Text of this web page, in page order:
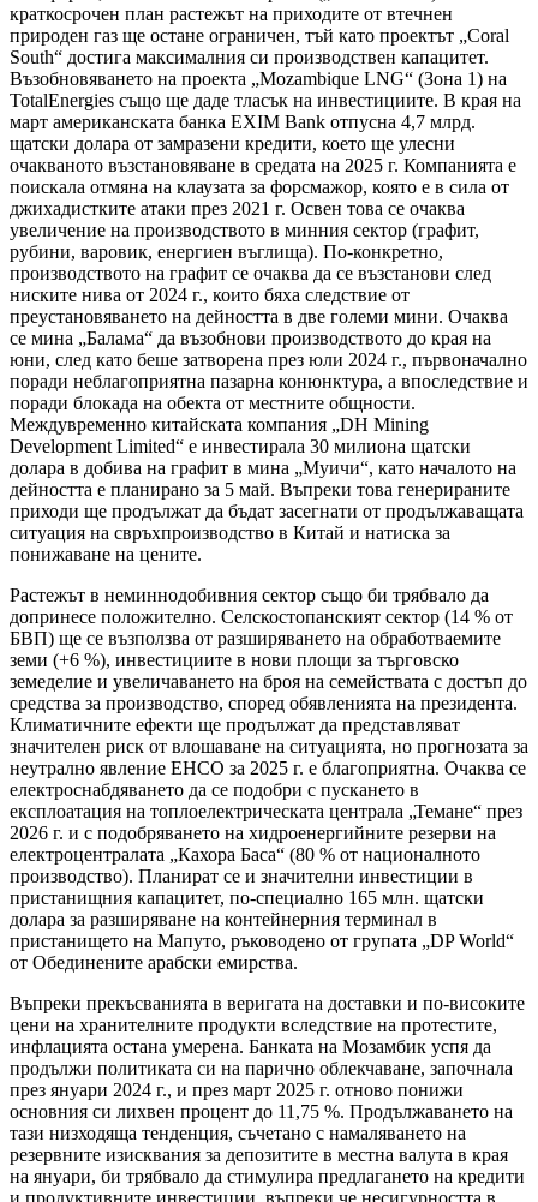
краткосрочен план растежът на приходите от втечнен
природен газ ще остане ограничен, тъй като проектът „Coral
South“ достига максималния си производствен капацитет.
Възобновяването на проекта „Mozambique LNG“ (Зона 1) на
TotalEnergies също ще даде тласък на инвестициите. В края на
март американската банка EXIM Bank отпусна 4,7 млрд.
щатски долара от замразени кредити, което ще улесни
очакваното възстановяване в средата на 2025 г. Компанията е
поискала отмяна на клаузата за форсмажор, която е в сила от
джихадистките атаки през 2021 г. Освен това се очаква
увеличение на производството в минния сектор (графит,
рубини, варовик, енергиен въглища). По-конкретно,
производството на графит се очаква да се възстанови след
ниските нива от 2024 г., които бяха следствие от
преустановяването на дейността в две големи мини. Очаква
се мина „Балама“ да възобнови производството до края на
юни, след като беше затворена през юли 2024 г., първоначално
поради неблагоприятна пазарна конюнктура, а впоследствие и
поради блокада на обекта от местните общности.
Междувременно китайската компания „DH Mining
Development Limited“ е инвестирала 30 милиона щатски
долара в добива на графит в мина „Муичи“, като началото на
дейността е планирано за 5 май. Въпреки това генерираните
приходи ще продължат да бъдат засегнати от продължаващата
ситуация на свръхпроизводство в Китай и натиска за
понижаване на цените.
Растежът в неминнодобивния сектор също би трябвало да
допринесе положително. Селскостопанският сектор (14 % от
БВП) ще се възползва от разширяването на обработваемите
земи (+6 %), инвестициите в нови площи за търговско
земеделие и увеличаването на броя на семействата с достъп до
средства за производство, според обявленията на президента.
Климатичните ефекти ще продължат да представляват
значителен риск от влошаване на ситуацията, но прогнозата за
неутрално явление ЕНСО за 2025 г. е благоприятна. Очаква се
електроснабдяването да се подобри с пускането в
експлоатация на топлоелектрическата централа „Темане“ през
2026 г. и с подобряването на хидроенергийните резерви на
електроцентралата „Кахора Баса“ (80 % от националното
производство). Планират се и значителни инвестиции в
пристанищния капацитет, по-специално 165 млн. щатски
долара за разширяване на контейнерния терминал в
пристанището на Мапуто, ръководено от групата „DP World“
от Обединените арабски емирства.
Въпреки прекъсванията в веригата на доставки и по-високите
цени на хранителните продукти вследствие на протестите,
инфлацията остана умерена. Банката на Мозамбик успя да
продължи политиката си на парично облекчаване, започнала
през януари 2024 г., и през март 2025 г. отново понижи
основния си лихвен процент до 11,75 %. Продължаването на
тази низходяща тенденция, съчетано с намаляването на
резервните изисквания за депозитите в местна валута в края
на януари, би трябвало да стимулира предлагането на кредити
и продуктивните инвестиции, въпреки че несигурността в